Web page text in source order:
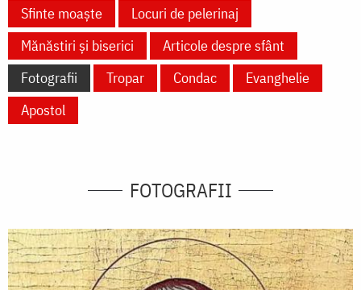
Sfinte moaște
Locuri de pelerinaj
Mănăstiri și biserici
Articole despre sfânt
Fotografii
Tropar Condac
Evanghelie
Apostol
FOTOGRAFII